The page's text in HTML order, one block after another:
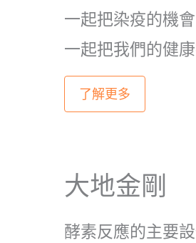
一起把染疫的機
一起把我們的健
了解更多
大地金剛
酵素反應的主要